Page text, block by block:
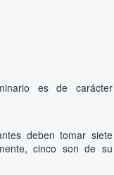
es de carácter
deben tomar siete
cinco son de su